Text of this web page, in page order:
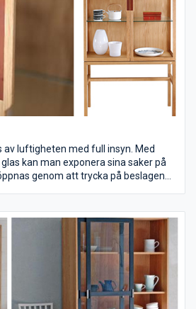
av luftigheten med full insyn. Med
kan man exponera sina saker på
genom att trycka på beslagen
björk eller ek. Målning kan ske på
eller hela skåpet.